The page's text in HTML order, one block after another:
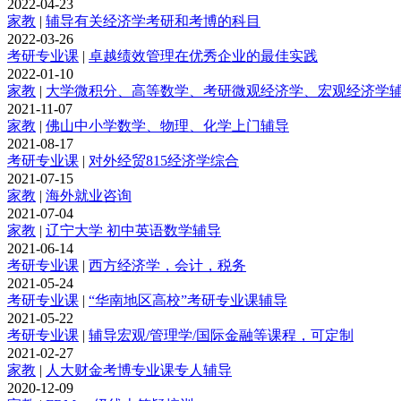
2022-04-23
家教 | 辅导有关经济学考研和考博的科目
2022-03-26
考研专业课 | 卓越绩效管理在优秀企业的最佳实践
2022-01-10
家教 | 大学微积分、高等数学、考研微观经济学、宏观经济学
2021-11-07
家教 | 佛山中小学数学、物理、化学上门辅导
2021-08-17
考研专业课 | 对外经贸815经济学综合
2021-07-15
家教 | 海外就业咨询
2021-07-04
家教 | 辽宁大学 初中英语数学辅导
2021-06-14
考研专业课 | 西方经济学，会计，税务
2021-05-24
考研专业课 | “华南地区高校”考研专业课辅导
2021-05-22
考研专业课 | 辅导宏观/管理学/国际金融等课程，可定制
2021-02-27
家教 | 人大财金考博专业课专人辅导
2020-12-09